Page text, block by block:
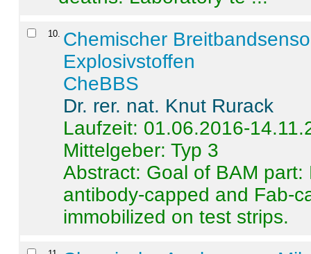
10 Chemischer
Explosivstoffen
CheBBS
Dr. rer. nat. Knut Rurack
Laufzeit: 01.06.2016-
Mittelgeber: Typ 3
Abstract: Goal of BAM
antibody-capped and Fab-
immobilized on test strips.